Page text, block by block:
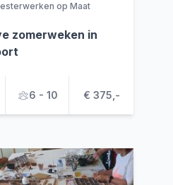
op Maat
zomerweken in
6 - 10 € 375,-